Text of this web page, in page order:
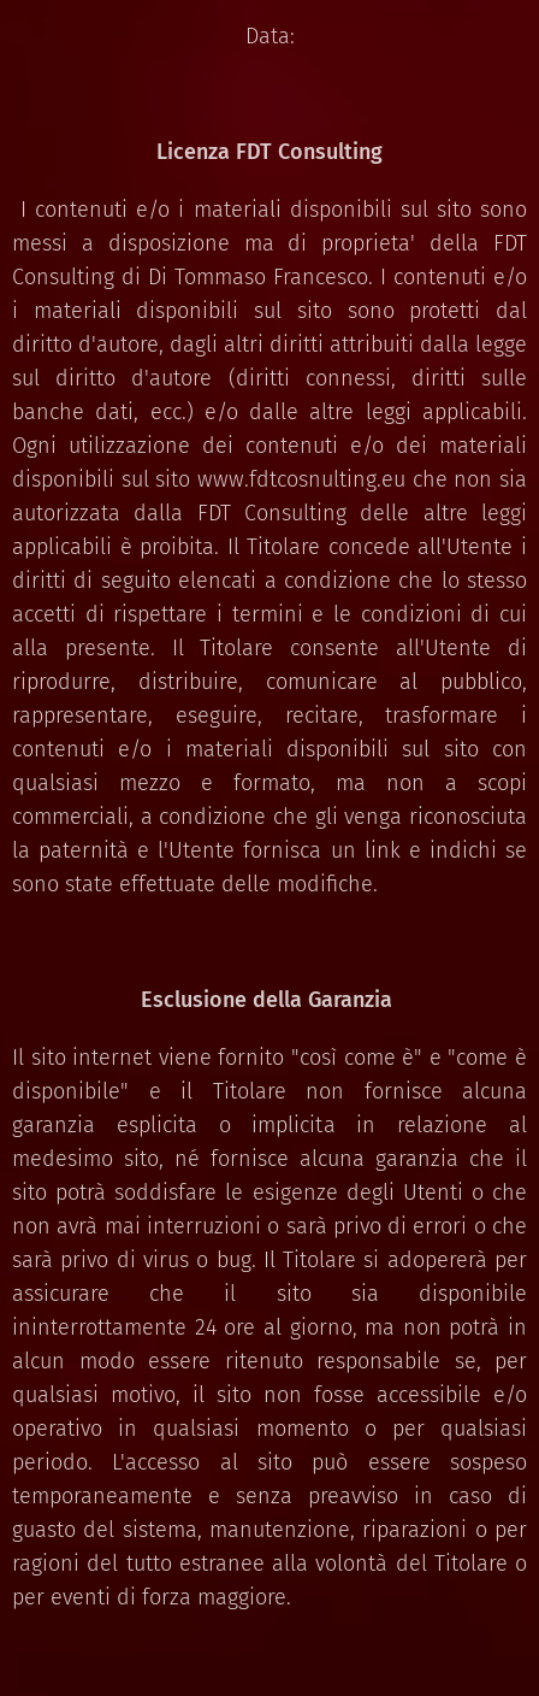
Data:
Licenza FDT Consulting
I contenuti e/o i materiali disponibili sul sito sono
messi a disposizione ma di proprieta' della FDT
Consulting di Di Tommaso Francesco. I contenuti e/o
i materiali disponibili sul sito sono protetti dal
diritto d'autore, dagli altri diritti attribuiti dalla legge
sul diritto d'autore (diritti connessi, diritti sulle
banche dati, ecc.) e/o dalle altre leggi applicabili.
Ogni utilizzazione dei contenuti e/o dei materiali
disponibili sul sito www.fdtcosnulting.eu che non sia
autorizzata dalla FDT Consulting delle altre leggi
applicabili è proibita. Il Titolare concede all'Utente i
diritti di seguito elencati a condizione che lo stesso
accetti di rispettare i termini e le condizioni di cui
alla presente. Il Titolare consente all'Utente di
riprodurre, distribuire, comunicare al pubblico,
rappresentare, eseguire, recitare, trasformare i
contenuti e/o i materiali disponibili sul sito con
qualsiasi mezzo e formato, ma non a scopi
commerciali, a condizione che gli venga riconosciuta
la paternità e l'Utente fornisca un link e indichi se
sono state effettuate delle modifiche.
Esclusione della Garanzia
Il sito internet viene fornito "così come è" e "come è
disponibile" e il Titolare non fornisce alcuna
garanzia esplicita o implicita in relazione al
medesimo sito, né fornisce alcuna garanzia che il
sito potrà soddisfare le esigenze degli Utenti o che
non avrà mai interruzioni o sarà privo di errori o che
sarà privo di virus o bug. Il Titolare si adopererà per
assicurare che il sito sia disponibile
ininterrottamente 24 ore al giorno, ma non potrà in
alcun modo essere ritenuto responsabile se, per
qualsiasi motivo, il sito non fosse accessibile e/o
operativo in qualsiasi momento o per qualsiasi
periodo. L'accesso al sito può essere sospeso
temporaneamente e senza preavviso in caso di
guasto del sistema, manutenzione, riparazioni o per
ragioni del tutto estranee alla volontà del Titolare o
per eventi di forza maggiore.